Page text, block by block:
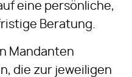
eine persönliche,
Beratung.
Mandanten
die zur jeweiligen